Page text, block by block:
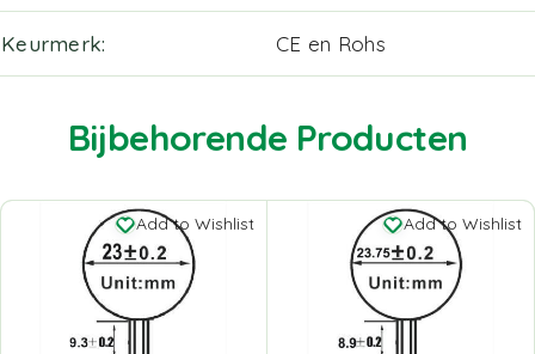
Keurmerk CE en Rohs
Bijbehorende Producten
Add to Wishlist Add to Wishlist